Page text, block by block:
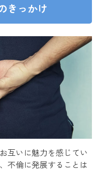
きっかけ
互いに魅力を感じてい
不倫に発展することは